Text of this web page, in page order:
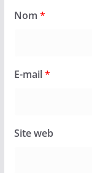
Nom *
E-mail*
Site web